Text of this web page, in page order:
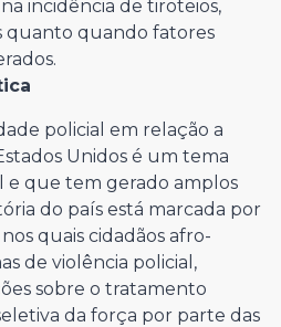
incidência de tiroteios,
quanto quando fatores
policial em relação a
Unidos é um tema
e que tem gerado amplos
do país está marcada por
quais cidadãos afro-
de violência policial,
sobre o tratamento
da força por parte das